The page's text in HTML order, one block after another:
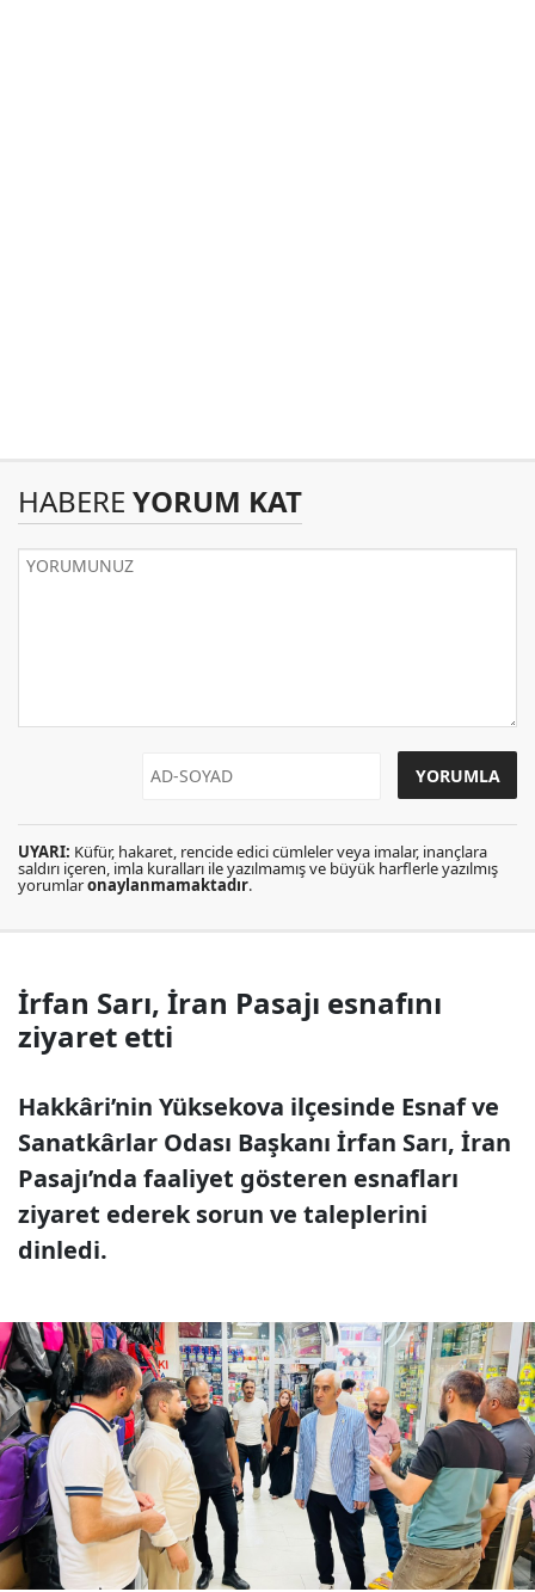
HABERE YORUM KAT
UYARI: Küfür, hakaret, rencide edici cümleler veya imalar, inançlara
saldırı içeren, imla kuralları ile yazılmamış ve büyük harflerle yazılmış
yorumlaronaylanmamaktadır.
İrfan Sarı, İran Pasajı esnafını
ziyaret etti
Hakkâri’nin Yüksekova ilçesinde Esnaf ve
Sanatkârlar Odası Başkanı İrfan Sarı, İran
Pasajı’nda faaliyet gösteren esnafları
ziyaret ederek sorun ve taleplerini
dinledi.